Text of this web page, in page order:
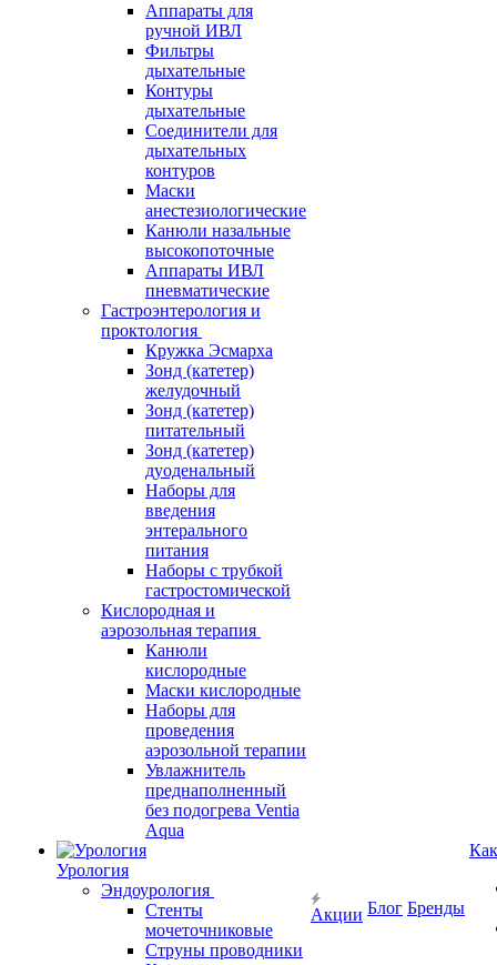
Аппараты для
ручной ИВЛ
Фильтры
дыхательные
Контуры
дыхательные
Соединители для
дыхательных
контуров
Маски
анестезиологические
Канюли назальные
высокопоточные
Аппараты ИВЛ
пневматические
Гастроэнтерология и
проктология
Кружка Эсмарха
Зонд (катетер)
желудочный
Зонд (катетер)
питательный
Зонд (катетер)
дуоденальный
Наборы для
введения
энтерального
питания
Наборы с трубкой
гастростомической
Кислородная и
аэрозольная терапия
Канюли
кислородные
Маски кислородные
Наборы для
проведения
аэрозольной терапии
Увлажнитель
преднаполненный
без подогрева Ventia
Aqua
Урология
Эндоурология
Стенты
мочеточниковые
Струны проводники
Акции Блог Бренды